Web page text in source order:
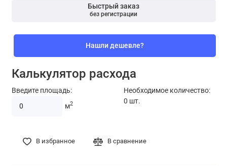
Быстрый заказ
без регистрации
Нашли дешевле?
Калькулятор расхода
Введите площадь:
м2
Необходимое количество:
0 шт.
В избранное В сравнение